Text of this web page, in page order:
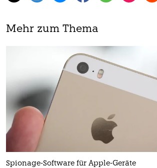
Mehr zum Thema
Spionage-Software für Apple-Geräte